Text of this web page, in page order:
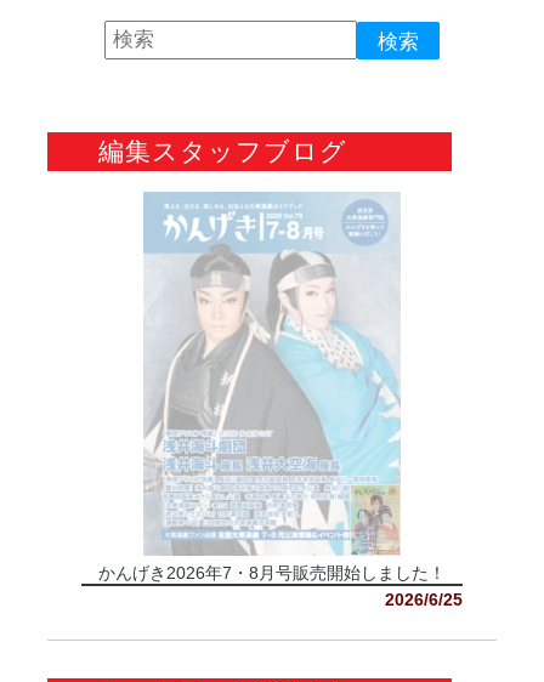
編集スタッフブログ
かんげき2026年7・8月号販売開始しました！
2026/6/25